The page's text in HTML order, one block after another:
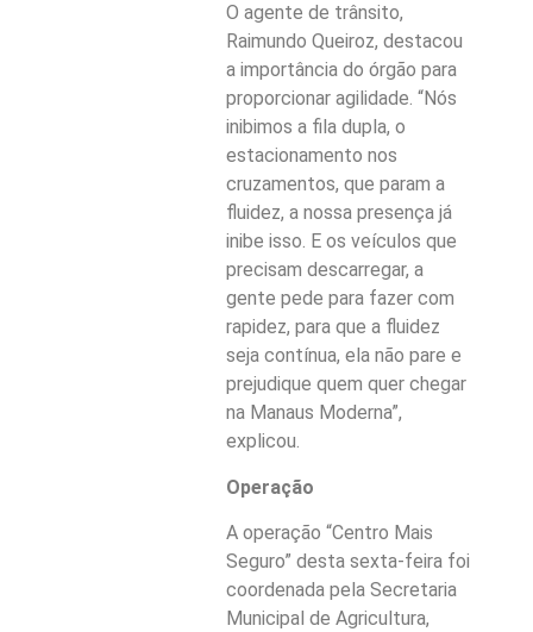
O agente de trânsito,
Raimundo Queiroz, destacou
a importância do órgão para
proporcionar agilidade. “Nós
inibimos a fila dupla, o
estacionamento nos
cruzamentos, que param a
fluidez, a nossa presença já
inibe isso. E os veículos que
precisam descarregar, a
gente pede para fazer com
rapidez, para que a fluidez
seja contínua, ela não pare e
prejudique quem quer chegar
na Manaus Moderna”,
explicou.
Operação
A operação “Centro Mais
Seguro” desta sexta-feira foi
coordenada pela Secretaria
Municipal de Agricultura,